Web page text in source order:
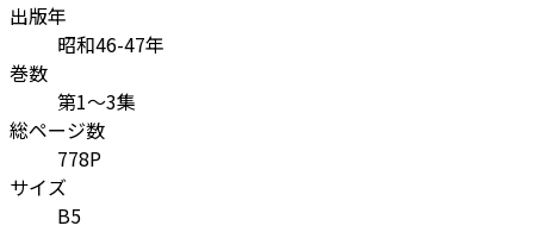
出版年
昭和46-47年
巻数
第1～3集
総ページ数
778P
サイズ
B5